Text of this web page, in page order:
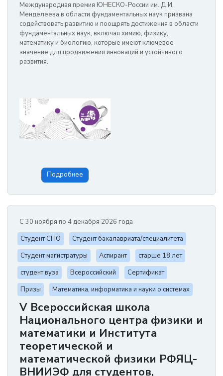
Международная премия ЮНЕСКО-России им. Д.И.
Менделеева в области фундаментальных наук призвана
содействовать развитию и поощрять достижения в области
фундаментальных наук, включая химию, физику,
математику и биологию, которые имеют ключевое
значение для продвижения инноваций и устойчивого
развития.
Подробнее
С 30 ноября по 4 декабря 2026 года
Студент СПО
Студент бакалавриата/специалитета
Студент магистратуры
Аспирант
старше 18 лет
студент вуза
Всероссийский
Сертификат
Призы
Математика, информатика и науки о системах
V Всероссийская школа
Национального центра физики и
математики и Института
теоретической и
математической физики РФЯЦ-
ВНИИЭФ для студентов,